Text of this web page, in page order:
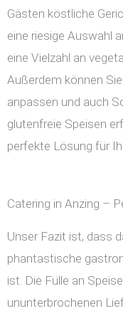
Gästen köstliche
eine riesige Auswahl
eine Vielzahl an
Außerdem können
anpassen und auch
glutenfreie Speisen
perfekte Lösung für
Catering in Anzing –
Unser Fazit ist, dass
phantastische
ist. Die Fülle an
ununterbrochenen